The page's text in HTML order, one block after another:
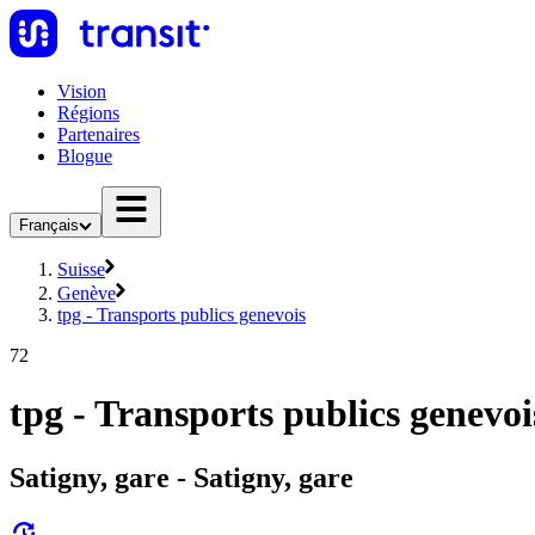
Vision
Régions
Partenaires
Blogue
Français
Suisse
Genève
tpg - Transports publics genevois
72
tpg - Transports publics
Satigny, gare - Satigny, gare